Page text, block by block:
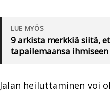
LUE MYÖS
9 arkista merkkiä siitä,
tapailemaansa
Jalan heiluttaminen voi